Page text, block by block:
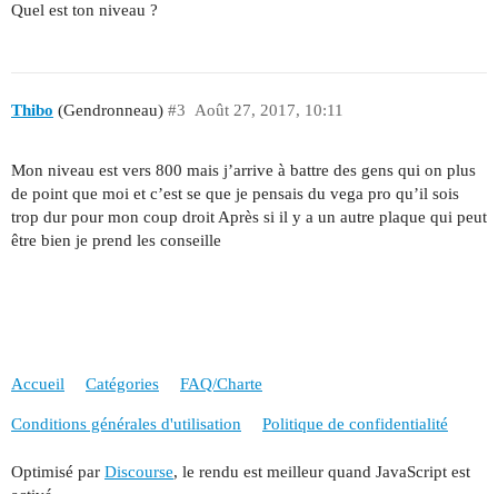
Quel est ton niveau ?
Thibo (Gendronneau) Août 27, 2017, 10:11
#3
Mon niveau est vers 800 mais j’arrive à battre des gens qui on plus
de point que moi et c’est se que je pensais du vega pro qu’il sois
trop dur pour mon coup droit Après si il y a un autre plaque qui peut
être bien je prend les conseille
Accueil Catégories FAQ/Charte
Conditions générales d'utilisation Politique de confidentialité
Optimisé par Discourse, le rendu est meilleur quand JavaScript est